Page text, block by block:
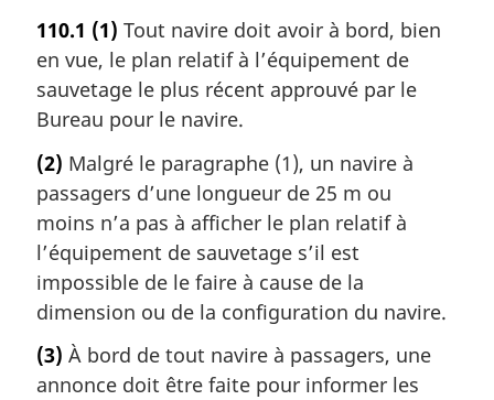
110.1 (1) Tout navire doit avoir à bord, bien
en vue, le plan relatif à l’équipement de
sauvetage le plus récent approuvé par le
Bureau pour le navire.
(2) Malgré le paragraphe (1), un navire à
passagers d’une longueur de 25 m ou
moins n’a pas à afficher le plan relatif à
l’équipement de sauvetage s’il est
impossible de le faire à cause de la
dimension ou de la configuration du navire.
(3) À bord de tout navire à passagers, une
annonce doit être faite pour informer les